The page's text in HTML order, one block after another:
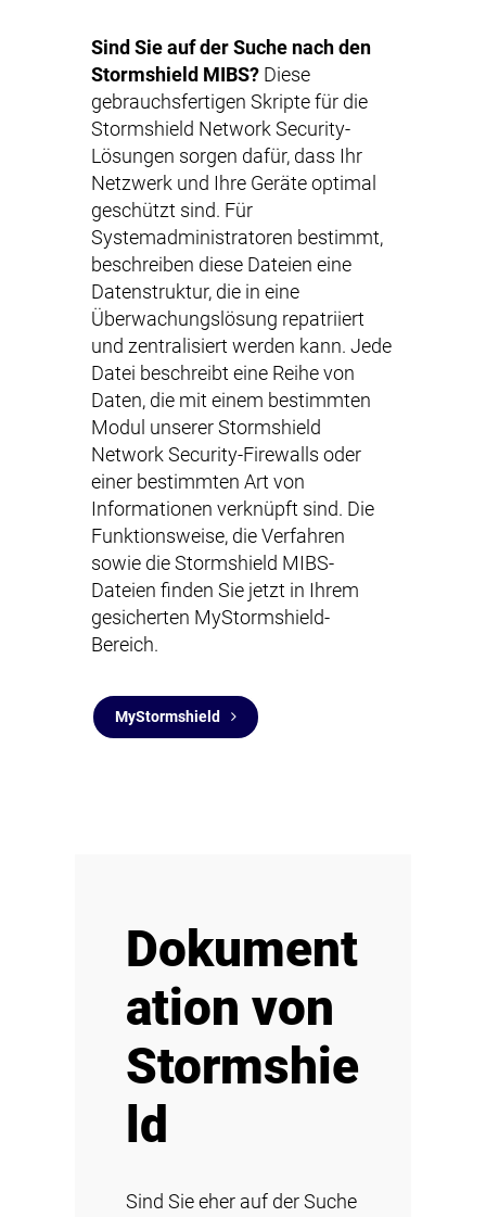
Sind Sie auf der Suche nach den
Stormshield MIBS? Diese
gebrauchsfertigen Skripte für die
Stormshield Network Security-
Lösungen sorgen dafür, dass Ihr
Netzwerk und Ihre Geräte optimal
geschützt sind. Für
Systemadministratoren bestimmt,
beschreiben diese Dateien eine
Datenstruktur, die in eine
Überwachungslösung repatriiert
und zentralisiert werden kann. Jede
Datei beschreibt eine Reihe von
Daten, die mit einem bestimmten
Modul unserer Stormshield
Network Security-Firewalls oder
einer bestimmten Art von
Informationen verknüpft sind. Die
Funktionsweise, die Verfahren
sowie die Stormshield MIBS-
Dateien finden Sie jetzt in Ihrem
gesicherten MyStormshield-
Bereich.
MyStormshield
Dokument
ation von
Stormshie
ld
Sind Sie eher auf der Suche